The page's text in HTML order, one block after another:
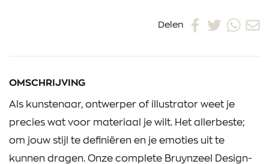
Delen
OMSCHRIJVING
Als kunstenaar, ontwerper of illustrator weet je
precies wat voor materiaal je wilt. Het allerbeste;
om jouw stijl te definiëren en je emoties uit te
kunnen dragen. Onze complete Bruynzeel Design-